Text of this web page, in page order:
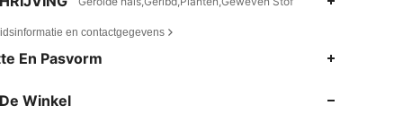
en contactgegevens
En Pasvorm
Winkel
4.79
4.79